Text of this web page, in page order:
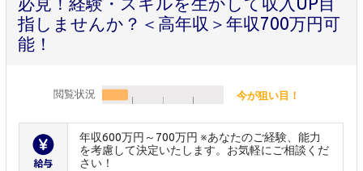
指しませんか？＜高年収＞年収700万円可
能！
閲覧状況 今が狙い目！
年収600万円～700万円 ※あなたのご経験、能力
を考慮して決定いたします。お気軽にご相談くだ
さい！